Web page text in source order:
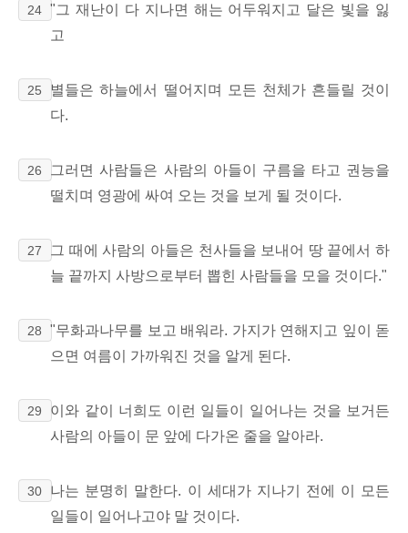
24 "그 재난이 다 지나면 해는 어두워지고 달은 빛을 잃
고
25
별들은 하늘에서 떨어지며 모든 천체가 흔들릴 것이
다.
26
그러면 사람들은 사람의 아들이 구름을 타고 권능을
떨치며 영광에 싸여 오는 것을 보게 될 것이다.
27
그 때에 사람의 아들은 천사들을 보내어 땅 끝에서 하
늘 끝까지 사방으로부터 뽑힌 사람들을 모을 것이다."
28
"무화과나무를 보고 배워라. 가지가 연해지고 잎이 돋
으면 여름이 가까워진 것을 알게 된다.
29
이와 같이 너희도 이런 일들이 일어나는 것을 보거든
사람의 아들이 문 앞에 다가온 줄을 알아라.
30
나는 분명히 말한다. 이 세대가 지나기 전에 이 모든
일들이 일어나고야 말 것이다.